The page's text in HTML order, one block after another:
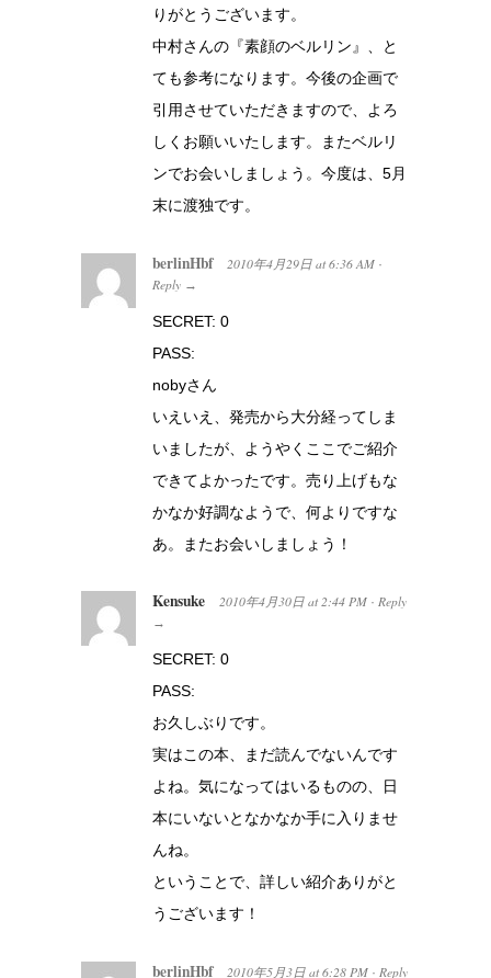
りがとうございます。
中村さんの『素顔のベルリン』、と
ても参考になります。今後の企画で
引用させていただきますので、よろ
しくお願いいたします。またベルリ
ンでお会いしましょう。今度は、5月
末に渡独です。
berlinHbf 2010年4月29日 at 6:36 AM ·
Reply →
SECRET: 0
PASS:
nobyさん
いえいえ、発売から大分経ってしま
いましたが、ようやくここでご紹介
できてよかったです。売り上げもな
かなか好調なようで、何よりですな
あ。またお会いしましょう！
Kensuke 2010年4月30日 at 2:44 PM · Reply
→
SECRET: 0
PASS:
お久しぶりです。
実はこの本、まだ読んでないんです
よね。気になってはいるものの、日
本にいないとなかなか手に入りませ
んね。
ということで、詳しい紹介ありがと
うございます！
berlinHbf 2010年5月3日 at 6:28 PM · Reply